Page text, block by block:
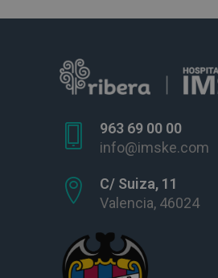
963 69 00 00
info@imske.com
C/ Suiza, 11
Valencia, 46024